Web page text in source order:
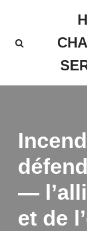
to
—
et de